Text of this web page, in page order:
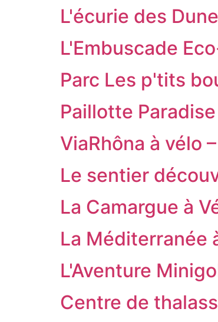
L'écurie des
L'Embuscade
Parc Les p'tits
Paillotte Paradise
ViaRhôna à vélo
Le sentier
La Camargue à
La Méditerranée
L'Aventure
Centre de